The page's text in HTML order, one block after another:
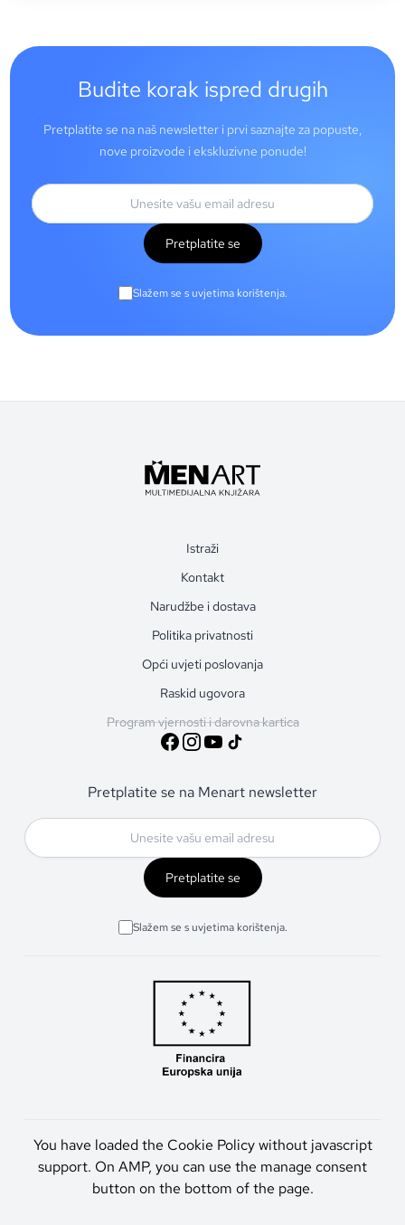
Budite korak ispred drugih
Pretplatite se na naš newsletter i prvi saznajte za popuste,
nove proizvode i ekskluzivne ponude!
Pretplatite se
Slažem se s uvjetima korištenja.
Istraži
Kontakt
Narudžbe i dostava
Politika privatnosti
Opći uvjeti poslovanja
Raskid ugovora
Program vjernosti i darovna kartica
Pretplatite se na Menart newsletter
Pretplatite se
Slažem se s uvjetima korištenja.
You have loaded the Cookie Policy without javascript
support. On AMP, you can use the manage consent
button on the bottom of the page.